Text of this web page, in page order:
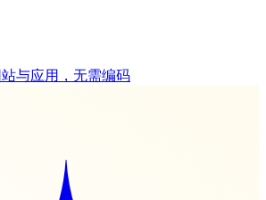
与应用，无需编码